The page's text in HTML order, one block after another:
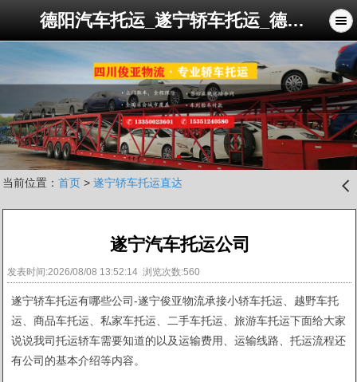
德阳汽车托运_遂宁轿车托运_德阳到西藏拉萨新疆轿车托运公司_俊亚轿车托运公司
当前位置： 首页> 遂宁轿车托运直达 󰊒
遂宁汽车托运公司
发表时间:2026/08/08 13:52:14 浏览次数:560
遂宁轿车托运有哪些公司-遂宁俊亚物流承接小轿车托运、越野车托
运、商品车托运、私家车托运、二手车托运、旅游车托运下面给大家
说说我司托运轿车需要知道的以及运输费用、运输线路、托运流程还
有公司的基本介绍等内容。